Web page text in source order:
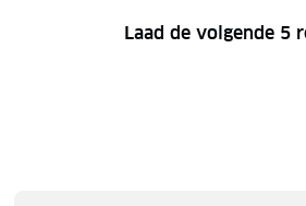
Laad de volgende 5